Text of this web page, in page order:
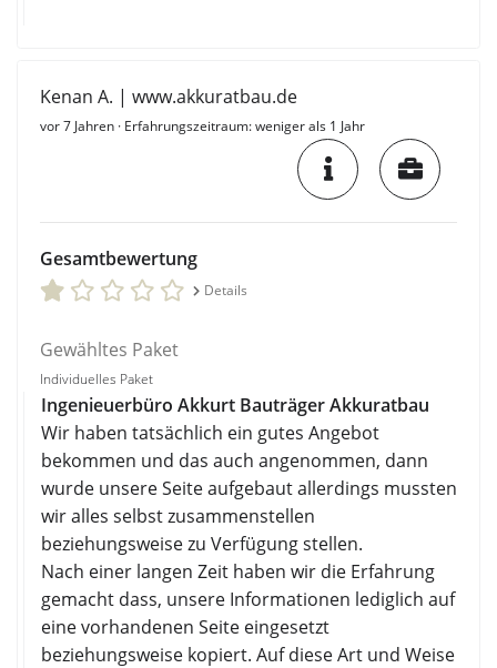
Kenan A. | www.akkuratbau.de
vor 7 Jahren · Erfahrungszeitraum: weniger als 1 Jahr
Gesamtbewertung
Details
Gewähltes Paket
Individuelles Paket
Ingenieuerbüro Akkurt Bauträger Akkuratbau
Wir haben tatsächlich ein gutes Angebot
bekommen und das auch angenommen, dann
wurde unsere Seite aufgebaut allerdings mussten
wir alles selbst zusammenstellen
beziehungsweise zu Verfügung stellen.
Nach einer langen Zeit haben wir die Erfahrung
gemacht dass, unsere Informationen lediglich auf
eine vorhandenen Seite eingesetzt
beziehungsweise kopiert. Auf diese Art und Weise